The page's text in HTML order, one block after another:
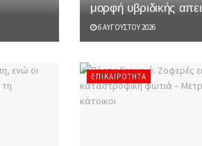
μορφή υβριδικής
6 ΑΥΓΟΎΣΤΟΥ 2026
ΕΠΙΚΑΙΡΌΤΗΤΑ